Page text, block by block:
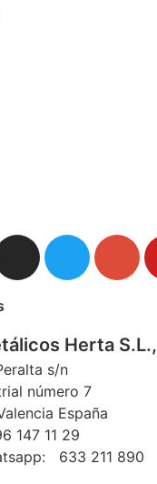
Herta S.L.,
s/n
número 7
España
147 11 29
633 211 890